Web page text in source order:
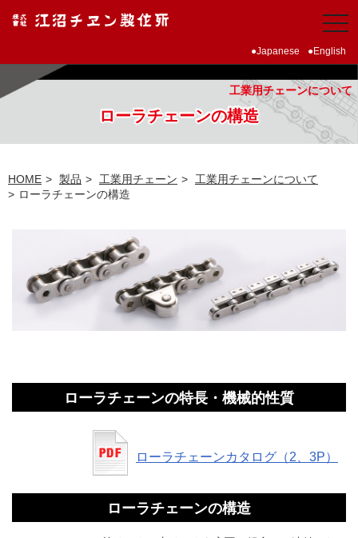
Japanese English
工業用チェーンについて
ローラチェーンの構造
HOME 製品 工業用チェーン
工業用チェーンについて
ローラチェーンの構造
ローラチェーンの特長・機械的性質
ローラチェーンカタログ（2、3P）
ローラチェーンの構造